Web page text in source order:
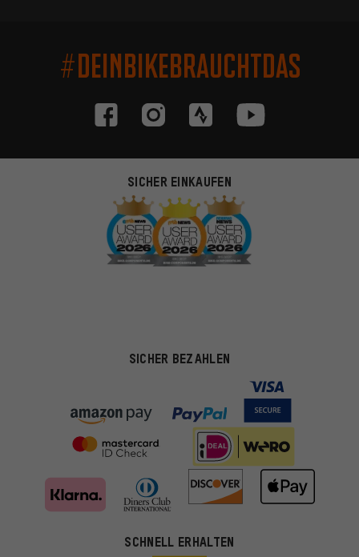
#DEINBIKEBRAUCHTDAS
SICHER EINKAUFEN
SICHER BEZAHLEN
SCHNELL ERHALTEN